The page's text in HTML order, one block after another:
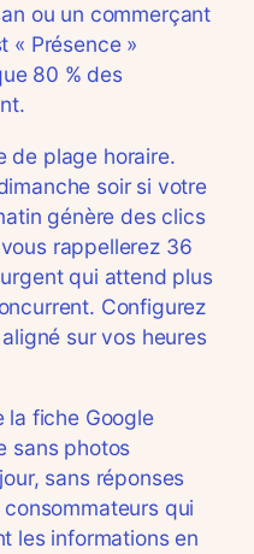
ou un commerçant
« Présence »
80 % des
de plage horaire.
soir si votre
génère des clics
rappellerez 36
qui attend plus
Configurez
sur vos heures
la fiche Google
sans photos
sans réponses
qui
les informations en